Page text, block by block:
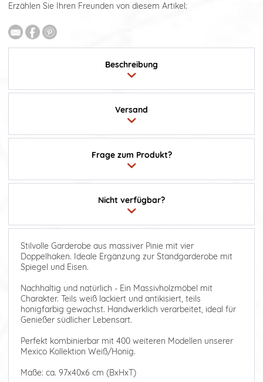
Erzählen Sie Ihren Freunden von diesem Artikel:
Beschreibung
Frage zum Produkt?
Versand
Nicht verfügbar?
Stilvolle Garderobe aus massiver Pinie mit vier
Doppelhaken. Ideale Ergänzung zur Standgarderobe mit
Spiegel und Eisen.
Nachhaltig und natürlich - Ein Massivholzmöbel mit
Charakter. Teils weiß lackiert und antikisiert, teils
honigfarbig gewachst. Handwerklich verarbeitet, ideal für
Genießer südlicher Lebensart.
Perfekt kombinierbar mit 400 weiteren Modellen unserer
Mexico Kollektion Weiß/Honig.
Maße: ca. 97x40x6 cm (BxHxT)